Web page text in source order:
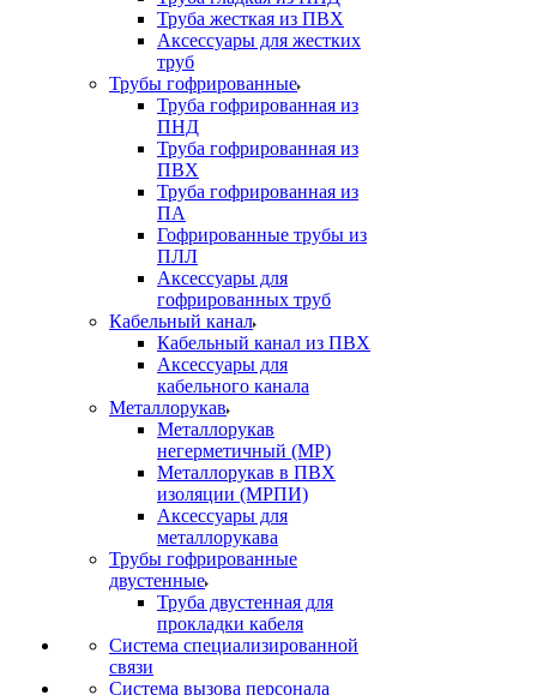
Труба жесткая из ПВХ
Аксессуары для жестких
труб
Трубы гофрированные
Труба гофрированная из
ПНД
Труба гофрированная из
ПВХ
Труба гофрированная из
ПА
Гофрированные трубы из
ПЛЛ
Аксессуары для
гофрированных труб
Кабельный канал
Кабельный канал из ПВХ
Аксессуары для
кабельного канала
Металлорукав
Металлорукав
негерметичный (МР)
Металлорукав в ПВХ
изоляции (МРПИ)
Аксессуары для
металлорукава
Трубы гофрированные
двустенные
Труба двустенная для
прокладки кабеля
Система специализированной
связи
Cистема вызова персонала